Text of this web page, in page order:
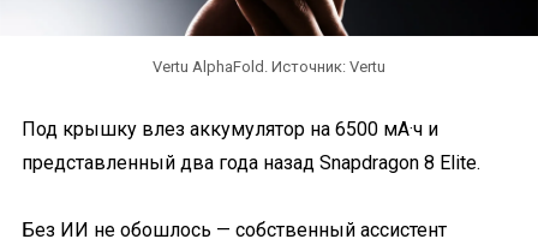
Vertu AlphaFold. Источник: Vertu
Под крышку влез аккумулятор на 6500 мА·ч и
представленный два года назад Snapdragon 8 Elite.
Без ИИ не обошлось — собственный ассистент